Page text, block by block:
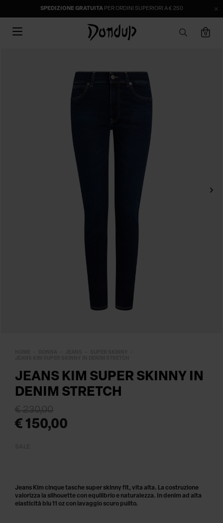
SPEDIZIONE GRATUITAPER ORDINI SUPERIORI A € 250
0
JEANS KIM SUPER SKINNY IN
DENIM STRETCH
€ 150,00
€ 230,00
Jeans Kim cinque tasche super skinny fit, vita alta. La costruzione
valorizza la silhouette con equilibrio e naturalezza. In denim ad alta
elasticità blu 11 oz con lavaggio scuro pulito.